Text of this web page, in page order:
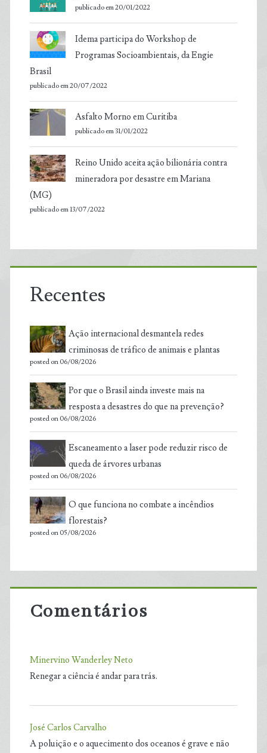
publicado em 20/01/2022
Idema participa do Workshop de
Programas Socioambientais, da Engie
Brasil
publicado em 20/07/2022
Asfalto Morno em Curitiba
publicado em 31/01/2022
Reino Unido aceita ação bilionária contra
mineradora por desastre em Mariana
(MG)
publicado em 13/07/2022
Recentes
Ação internacional desmantela redes
criminosas de tráfico de animais e plantas
posted on 06/08/2026
Por que o Brasil ainda investe mais na
resposta a desastres do que na prevenção?
posted on 06/08/2026
Escaneamento a laser pode reduzir risco de
queda de árvores urbanas
posted on 06/08/2026
O que funciona no combate a incêndios
florestais?
posted on 05/08/2026
Comentários
Minervino Wanderley Neto
Renegar a ciência é andar para trás.
José Carlos Carvalho
A poluição e o aquecimento dos oceanos é grave e não